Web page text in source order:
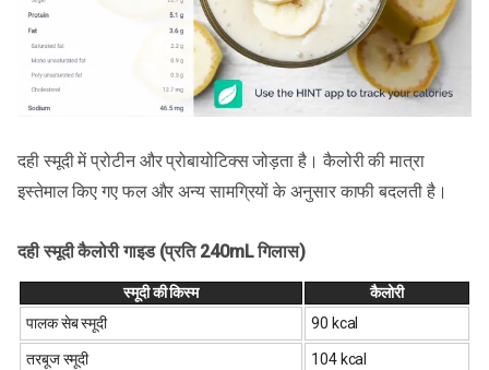
दही स्मूदी में प्रोटीन और प्रोबायोटिक्स जोड़ता है। कैलोरी की मात्रा
इस्तेमाल किए गए फल और अन्य सामग्रियों के अनुसार काफी बदलती है।
दही स्मूदी कैलोरी गाइड (प्रति 240mL गिलास)
स्मूदी की किस्म
कैलोरी
पालक सेब स्मूदी
90 kcal
तरबूज स्मूदी 104 kcal